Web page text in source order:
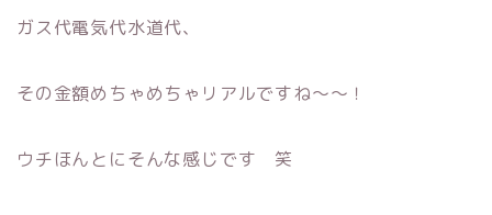
ガス代電気代水道代、
その金額めちゃめちゃリアルですね〜〜！
ウチほんとにそんな感じです 笑